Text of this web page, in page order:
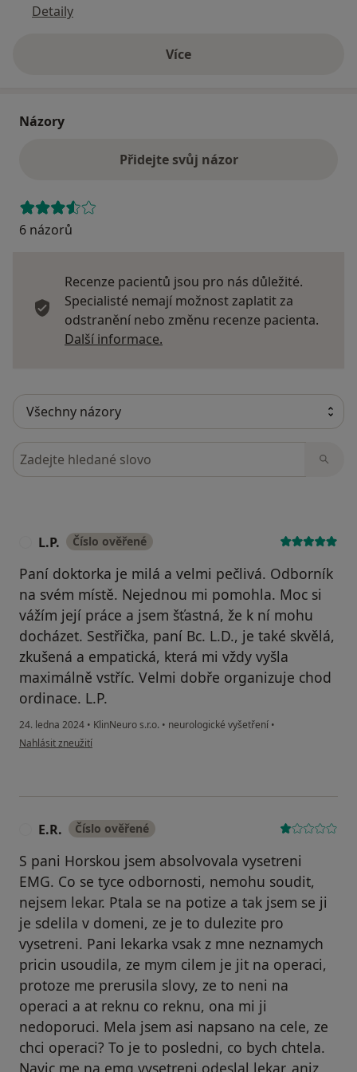
Detaily
Víceo adrese
Názory
Přidejte svůj názor
6 názorů
Recenze pacientů jsou pro nás důležité.
Specialisté nemají možnost zaplatit za
odstranění nebo změnu recenze pacienta.
Další informace.
Hledejte v názorech
L.P. Číslo ověřené
Paní doktorka je milá a velmi pečlivá. Odborník
na svém místě. Nejednou mi pomohla. Moc si
vážím její práce a jsem šťastná, že k ní mohu
docházet. Sestřička, paní Bc. L.D., je také skvělá,
zkušená a empatická, která mi vždy vyšla
maximálně vstříc. Velmi dobře organizuje chod
ordinace. L.P.
24. ledna 2024 • KlinNeuro s.r.o. • neurologické vyšetření •
podle názoru uživatele L.P.
Nahlásit zneužití
E.R. Číslo ověřené
S pani Horskou jsem absolvovala vysetreni
EMG. Co se tyce odbornosti, nemohu soudit,
nejsem lekar. Ptala se na potize a tak jsem se ji
je sdelila v domeni, ze je to dulezite pro
vysetreni. Pani lekarka vsak z mne neznamych
pricin usoudila, ze mym cilem je jit na operaci,
protoze me prerusila slovy, ze to neni na
operaci a at reknu co reknu, ona mi ji
nedoporuci. Mela jsem asi napsano na cele, ze
chci operaci? To je to posledni, co bych chtela.